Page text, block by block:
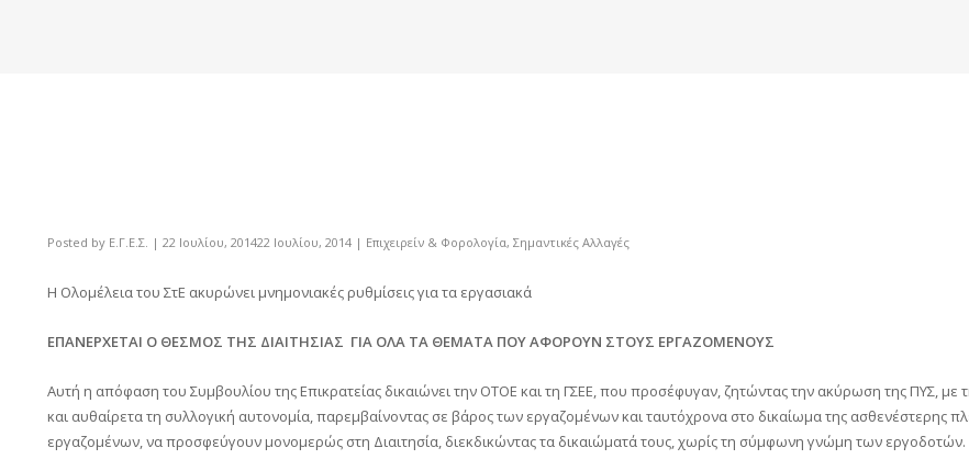
Posted by Ε.Γ.Ε.Σ. | 22 Ιουλίου, 201422 Ιουλίου, 2014| Επιχειρείν & Φορολογία, Σημαντικές Αλλαγές
Η Ολομέλεια του ΣτΕ ακυρώνει μνημονιακές ρυθμίσεις για τα εργασιακά
ΕΠΑΝΕΡΧΕΤΑΙ Ο ΘΕΣΜΟΣ ΤΗΣ ΔΙΑΙΤΗΣΙΑΣ ΓΙΑ ΟΛΑ ΤΑ ΘΕΜΑΤΑ ΠΟΥ ΑΦΟΡΟΥΝ ΣΤΟΥΣ ΕΡΓΑΖΟΜΕΝΟΥΣ
Αυτή η απόφαση του Συμβουλίου της Επικρατείας δικαιώνει την ΟΤΟΕ και τη ΓΣΕΕ, που προσέφυγαν, ζητώντας την ακύρωση της ΠΥΣ,
και αυθαίρετα τη συλλογική αυτονομία, παρεμβαίνοντας σε βάρος των εργαζομένων και ταυτόχρονα στο δικαίωμα της ασθενέστερης
εργαζομένων, να προσφεύγουν μονομερώς στη Διαιτησία, διεκδικώντας τα δικαιώματά τους, χωρίς τη σύμφωνη γνώμη των εργοδοτών.